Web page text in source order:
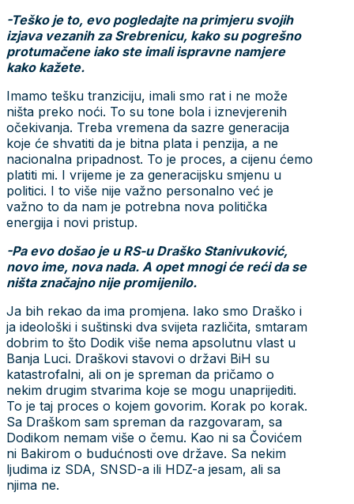
-Teško je to, evo pogledajte na primjeru svojih
izjava vezanih za Srebrenicu, kako su pogrešno
protumačene iako ste imali ispravne namjere
kako kažete.
Imamo tešku tranziciju, imali smo rat i ne može
ništa preko noći. To su tone bola i iznevjerenih
očekivanja. Treba vremena da sazre generacija
koje će shvatiti da je bitna plata i penzija, a ne
nacionalna pripadnost. To je proces, a cijenu ćemo
platiti mi. I vrijeme je za generacijsku smjenu u
politici. I to više nije važno personalno već je
važno to da nam je potrebna nova politička
energija i novi pristup.
-Pa evo došao je u RS-u Draško Stanivuković,
novo ime, nova nada. A opet mnogi će reći da se
ništa značajno nije promijenilo.
Ja bih rekao da ima promjena. Iako smo Draško i
ja ideološki i suštinski dva svijeta različita, smtaram
dobrim to što Dodik više nema apsolutnu vlast u
Banja Luci. Draškovi stavovi o državi BiH su
katastrofalni, ali on je spreman da pričamo o
nekim drugim stvarima koje se mogu unaprijediti.
To je taj proces o kojem govorim. Korak po korak.
Sa Draškom sam spreman da razgovaram, sa
Dodikom nemam više o čemu. Kao ni sa Čovićem
ni Bakirom o budućnosti ove države. Sa nekim
ljudima iz SDA, SNSD-a ili HDZ-a jesam, ali sa
njima ne.